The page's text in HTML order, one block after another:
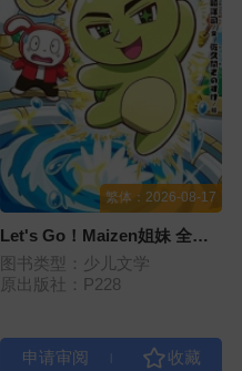
繁体：2026-08-17
Let's Go！Maizen姐妹 全身
变成黄金啦！（第五册）
图书类型：少儿文学
原出版社：P228